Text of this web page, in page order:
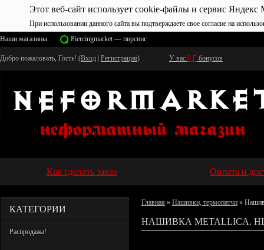
Этот веб-сайт использует cookie-файлы и сервис Яндекс
При использовании данного сайта вы подтверждаете свое согласие на
Наши магазины:
Piercingmarket — пирсинг
Добро пожаловать, Гость! (Вход Регистрация) У вас 0 ₽ бонусов
Как сделать заказ Оплата и
КАТЕГОРИИ
Распродажа!
Главная » Нашивки, термопатчи »
НАШИВКА METALLICA.